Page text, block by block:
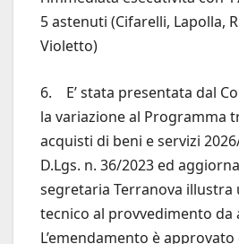
5 astenuti (Cifarelli, Lapolla,
Violetto)
6. E’ stata presentata dal
la variazione al Programma
acquisti di beni e servizi
D.Lgs. n. 36/2023 ed
segretaria Terranova illustra
tecnico al provvedimento da
L’emendamento è